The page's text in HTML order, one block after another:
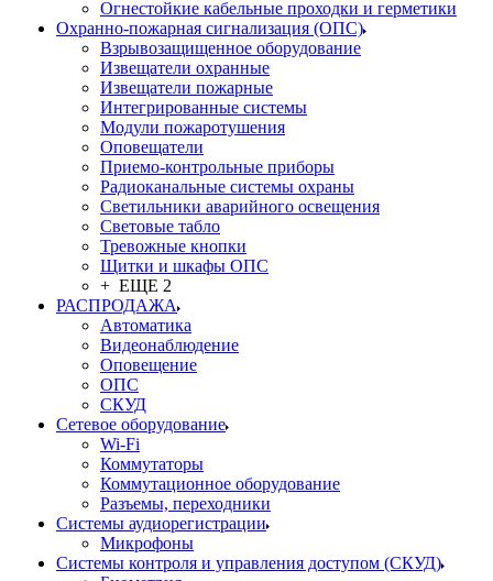
Огнестойкие кабельные проходки и герметики
Охранно-пожарная сигнализация (ОПС)
Взрывозащищенное оборудование
Извещатели охранные
Извещатели пожарные
Интегрированные системы
Модули пожаротушения
Оповещатели
Приемо-контрольные приборы
Радиоканальные системы охраны
Светильники аварийного освещения
Световые табло
Тревожные кнопки
Щитки и шкафы ОПС
+ ЕЩЕ 2
РАСПРОДАЖА
Автоматика
Видеонаблюдение
Оповещение
ОПС
СКУД
Сетевое оборудование
Wi-Fi
Коммутаторы
Коммутационное оборудование
Разъемы, переходники
Системы аудиорегистрации
Микрофоны
Системы контроля и управления доступом (СКУД)